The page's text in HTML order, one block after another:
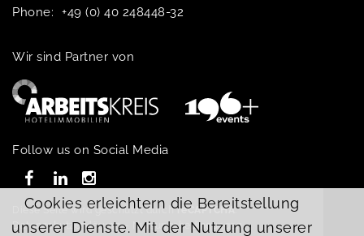
Phone:
+49 (0) 40 248448-32
Wir sind Partner von
Follow us on Social Media
Diese Seite wird geschützt durchreCAPTCHA:
Datenschutzerklärung– Nutzungsbedingungen
Cookies erleichtern die Bereitstellung
unserer Dienste. Mit der Nutzung unserer